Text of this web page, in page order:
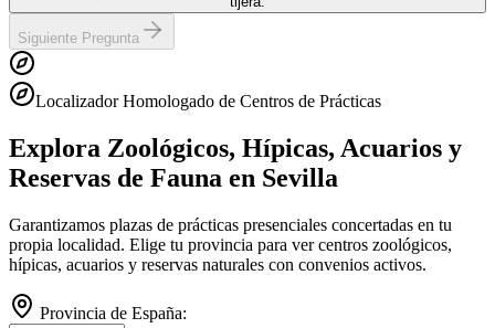
Siguiente Pregunta
Localizador Homologado de Centros de Prácticas
Explora Zoológicos, Hípicas, Acuarios y
Reservas de Fauna en Sevilla
Garantizamos plazas de prácticas presenciales concertadas en tu
propia localidad. Elige tu provincia para ver centros zoológicos,
hípicas, acuarios y reservas naturales con convenios activos.
Provincia de España: